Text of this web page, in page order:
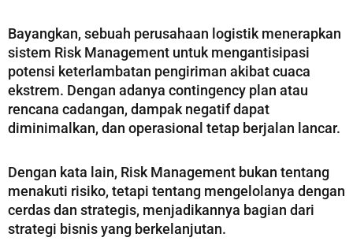
Bayangkan, sebuah perusahaan logistik menerapkan
sistem Risk Management untuk mengantisipasi
potensi keterlambatan pengiriman akibat cuaca
ekstrem. Dengan adanya contingency plan atau
rencana cadangan, dampak negatif dapat
diminimalkan, dan operasional tetap berjalan lancar.
Dengan kata lain, Risk Management bukan tentang
menakuti risiko, tetapi tentang mengelolanya dengan
cerdas dan strategis, menjadikannya bagian dari
strategi bisnis yang berkelanjutan.